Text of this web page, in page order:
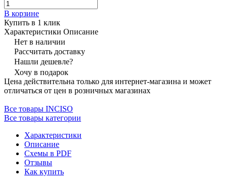
В корзине
Купить в 1 клик
Характеристики Описание
Нет в наличии
Рассчитать доставку
Нашли дешевле?
Хочу в подарок
Цена действительна только для интернет-магазина и может
отличаться от цен в розничных магазинах
Все товары INCISO
Все товары категории
Характеристики
Описание
Схемы в PDF
Отзывы
Как купить